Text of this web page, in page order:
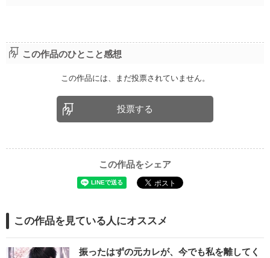
この作品のひとこと感想
この作品には、まだ投票されていません。
投票する
この作品をシェア
この作品を見ている人にオススメ
振ったはずの元カレが、今でも私を離してく